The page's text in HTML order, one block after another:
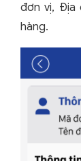
đơn vị, Địa
hàng.